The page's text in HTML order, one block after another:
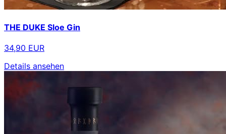
THE DUKE Sloe Gin
34,90 EUR
Details ansehen